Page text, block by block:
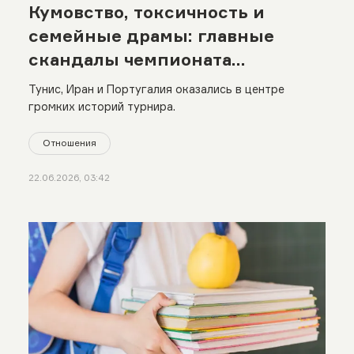
Кумовство, токсичность и
семейные драмы: главные
скандалы чемпионата
мира-2026
Тунис, Иран и Португалия оказались в центре
громких историй турнира.
Отношения
22.06.2026, 03:42